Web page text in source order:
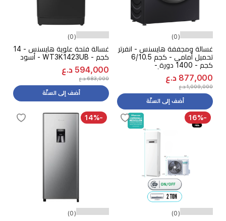
(0)
غسالة ومجففة هايسنس - انفرتر
تحميل أمامي - كجم 6/10.5
كجم - 1400 دورة -
WD3S1043BT - أسود
877,000 د.ع
1,009,000 د.ع
أضف إلى السلّة
(0)
غسالة فتحة علوية هايسنس - 14
كجم - WT3K1423UB - أسود
594,000 د.ع
683,000 د.ع
أضف إلى السلّة
-16%
(0)
-14%
(0)